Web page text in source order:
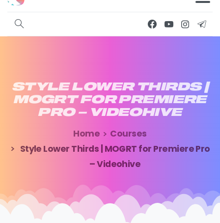
STYLE LOWER THIRDS |
MOGRT FOR PREMIERE
PRO – VIDEOHIVE
Home
Courses
Style Lower Thirds | MOGRT for Premiere Pro
– Videohive